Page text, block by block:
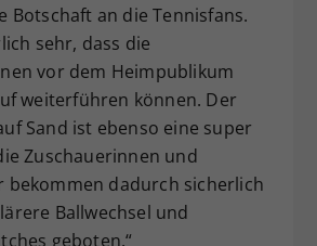
Botschaft an die Tennisfans.
sehr, dass die
vor dem Heimpublikum
weiterführen können. Der
Sand ist ebenso eine super
Zuschauerinnen und
bekommen dadurch sicherlich
Ballwechsel und
geboten.“